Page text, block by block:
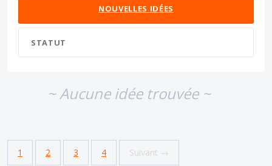
NOUVELLES IDÉES
STATUT
~ Aucune idée trouvée ~
1 2 3 4 Suivant →